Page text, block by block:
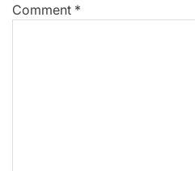
Comment *